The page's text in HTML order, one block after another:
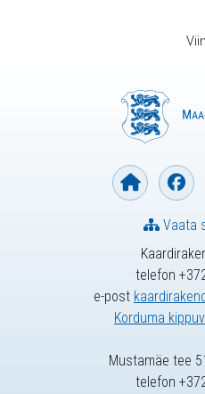
telefon
e-post
Korduma
Vaata
Mustamäe tee
telefon